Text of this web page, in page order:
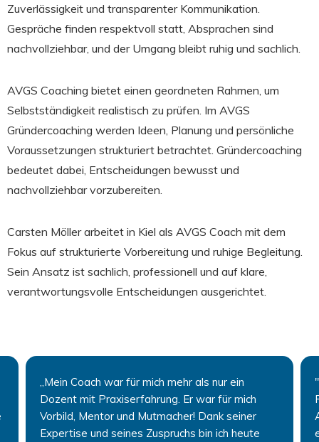
Zuverlässigkeit und transparenter Kommunikation.
Gespräche finden respektvoll statt, Absprachen sind
nachvollziehbar, und der Umgang bleibt ruhig und sachlich.
AVGS Coaching bietet einen geordneten Rahmen, um
Selbstständigkeit realistisch zu prüfen. Im AVGS
Gründercoaching werden Ideen, Planung und persönliche
Voraussetzungen strukturiert betrachtet. Gründercoaching
bedeutet dabei, Entscheidungen bewusst und
nachvollziehbar vorzubereiten.
Carsten Möller arbeitet in Kiel als AVGS Coach mit dem
Fokus auf strukturierte Vorbereitung und ruhige Begleitung.
Sein Ansatz ist sachlich, professionell und auf klare,
verantwortungsvolle Entscheidungen ausgerichtet.
„Mein Coach war für mich mehr als nur ein
Dozent mit Praxiserfahrung. Er war für mich
Vorbild, Mentor und Mutmacher! Dank seiner
Expertise und seines Zuspruchs bin ich heute